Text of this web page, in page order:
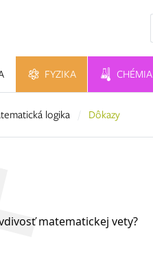
FYZIKA CHÉMIA
logika Dôkazy
matematickej vety?